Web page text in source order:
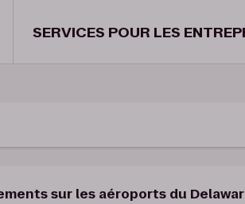
SERVICES POUR LES
sur les aéroports du